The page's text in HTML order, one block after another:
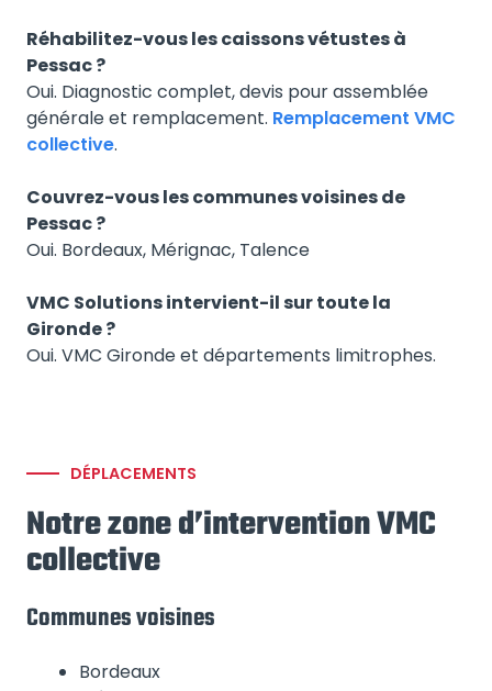
Réhabilitez-vous les caissons vétustes à
Pessac ?
Oui. Diagnostic complet, devis pour assemblée
générale et remplacement. Remplacement VMC
collective.
Couvrez-vous les communes voisines de
Pessac ?
Oui. Bordeaux, Mérignac, Talence
VMC Solutions intervient-il sur toute la
Gironde ?
Oui. VMC Gironde et départements limitrophes.
DÉPLACEMENTS
Notre zone d’intervention VMC
collective
Communes voisines
Bordeaux